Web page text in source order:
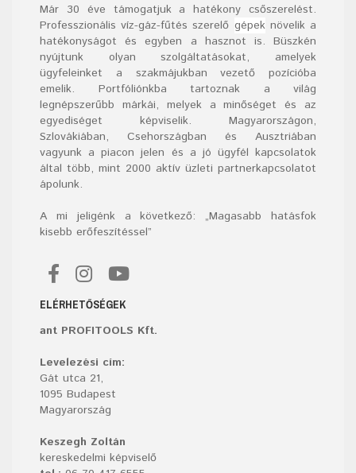
Már 30 éve támogatjuk a hatékony csőszerelést.
Professzionális víz-gáz-fűtés szerelő gépeknövelik a
hatékonyságot és egyben a hasznot is. Büszkén
nyújtunk olyan szolgáltatásokat, amelyek
ügyfeleinket a szakmájukban vezető pozícióba
emelik. Portfóliónkba tartoznak a világ
legnépszerűbb márkái, melyek a minőséget és az
egyediséget képviselik. Magyarországon,
Szlovákiában, Csehországban és Ausztriában
vagyunk a piacon jelen és a jó ügyfél kapcsolatok
által több, mint 2000 aktív üzleti partnerkapcsolatot
ápolunk.
A mi jeligénk a következő: „Magasabb hatásfok
kisebb erőfeszítéssel”
ELÉRHETŐSÉGEK
ant PROFITOOLS Kft.
Levelezési cím:
Gát utca 21,
1095 Budapest
Magyarország
Keszegh Zoltán
kereskedelmi képviselő